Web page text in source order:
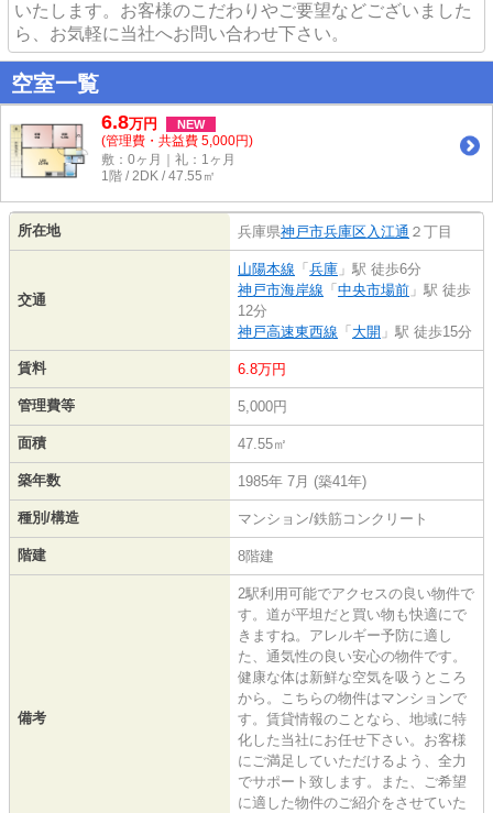
いたします。お客様のこだわりやご要望などございました
ら、お気軽に当社へお問い合わせ下さい。
空室一覧
6.8万円 NEW
(管理費・共益費 5,000円)
敷：0ヶ月｜礼：1ヶ月
1階 / 2DK / 47.55㎡
所在地 兵庫県神戸市兵庫区入江通 ２丁目
交通
山陽本線 「 兵庫 」駅 徒歩6分
神戸市海岸線 「 中央市場前 」駅 徒歩
12分
神戸高速東西線 「 大開 」駅 徒歩15分
賃料 6.8万円
管理費等 5,000円
面積 47.55㎡
築年数 1985年 7月 (築41年)
種別/構造 マンション/鉄筋コンクリート
階建 8階建
備考
2駅利用可能でアクセスの良い物件で
す。道が平坦だと買い物も快適にで
きますね。アレルギー予防に適し
た、通気性の良い安心の物件です。
健康な体は新鮮な空気を吸うところ
から。こちらの物件はマンションで
す。賃貸情報のことなら、地域に特
化した当社にお任せ下さい。お客様
にご満足していただけるよう、全力
でサポート致します。また、ご希望
に適した物件のご紹介をさせていた